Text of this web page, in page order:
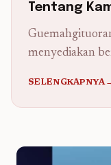
Tentang
menyediakan